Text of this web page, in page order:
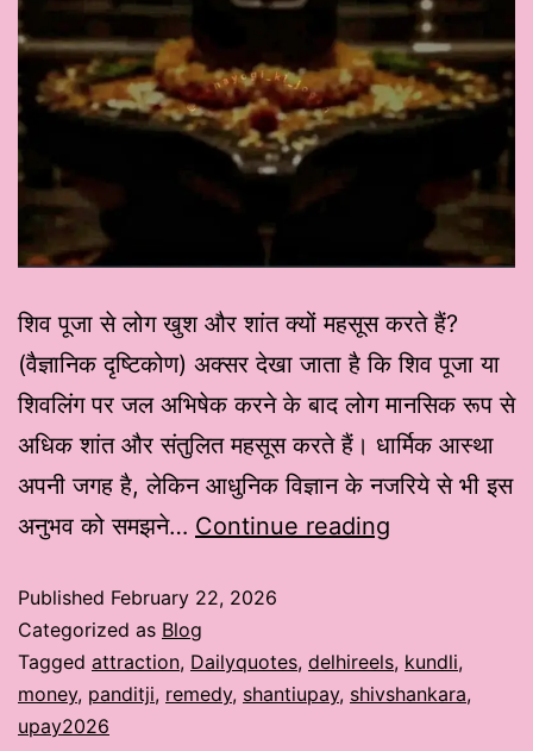
शिव पूजा से लोग खुश और शांत क्यों महसूस करते हैं?
(वैज्ञानिक दृष्टिकोण) अक्सर देखा जाता है कि शिव पूजा या
शिवलिंग पर जल अभिषेक करने के बाद लोग मानसिक रूप से
अधिक शांत और संतुलित महसूस करते हैं। धार्मिक आस्था
अपनी जगह है, लेकिन आधुनिक विज्ञान के नजरिये से भी इस
अनुभव को समझने… Continue reading
Published February 22, 2026
Categorized as Blog
Tagged attraction, Dailyquotes, delhireels, kundli,
money, panditji, remedy, shantiupay, shivshankara,
upay2026